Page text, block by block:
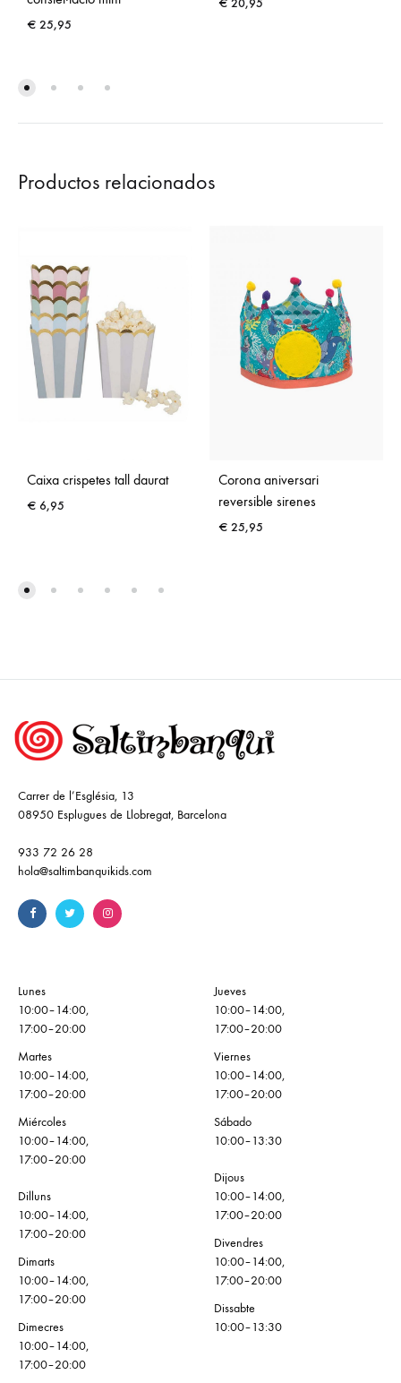
€ 25,95
Productos relacionados
Caixa crispetes tall daurat
€ 6,95
Corona aniversari
reversible sirenes
€ 25,95
Carrer de l’Església, 13
08950 Esplugues de Llobregat, Barcelona
933 72 26 28
hola@saltimbanquikids.com
Lunes
10:00–14:00,
17:00–20:00
Martes
10:00–14:00,
17:00–20:00
Miércoles
10:00–14:00,
17:00–20:00
Dilluns
10:00–14:00,
17:00–20:00
Dimarts
10:00–14:00,
17:00–20:00
Dimecres
10:00–14:00,
17:00–20:00
Jueves
10:00–14:00,
17:00–20:00
Viernes
10:00–14:00,
17:00–20:00
Sábado
10:00–13:30
Dijous
10:00–14:00,
17:00–20:00
Divendres
10:00–14:00,
17:00–20:00
Dissabte
10:00–13:30